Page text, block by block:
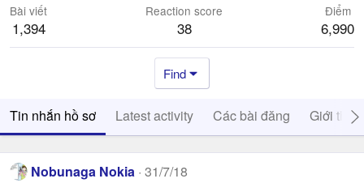
Bài viết
1,394
Reaction score
38
Điểm
6,990
Find
Tin nhắn hồ sơ Latest activity Các bài đăng Giới thiệu
Nobunaga Nokia 31/7/18